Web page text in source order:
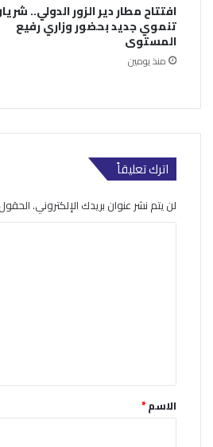
افتتاح مطار دير الزور الدولي..
تنموي جديد بحضور وزاري رفيع
المستوى
منذ يومين
اترك تعليقاً
لن يتم نشر عنوان بريدك الإلكتروني.
*الاسم*